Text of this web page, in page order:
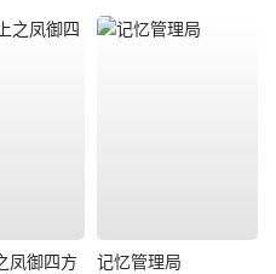
凤御四方 记忆管理局